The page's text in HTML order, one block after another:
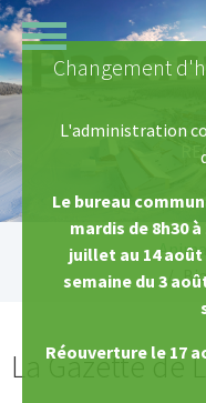
Aller au contenu principal
Changement
L'administration
Le bureau
mardis de 8h30
juillet au 14
semaine du 3
Réouverture le 17
Vous
La Gazette de